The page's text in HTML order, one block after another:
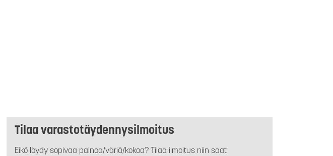
Tilaa varastotäydennysilmoitus
Eikö löydy sopivaa painoa/väriä/kokoa? Tilaa ilmoitus niin saat